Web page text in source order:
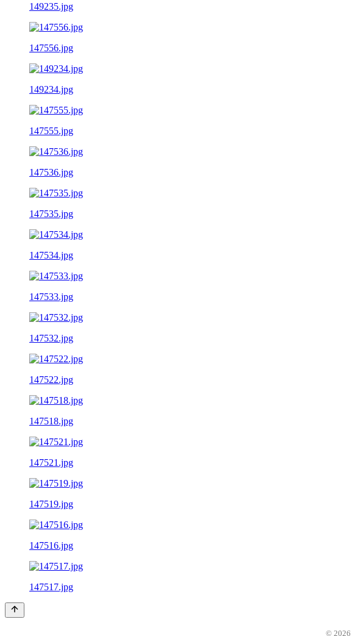
149235.jpg
147556.jpg
149234.jpg
147555.jpg
147536.jpg
147535.jpg
147534.jpg
147533.jpg
147532.jpg
147522.jpg
147518.jpg
147521.jpg
147519.jpg
147516.jpg
147517.jpg
© 2026